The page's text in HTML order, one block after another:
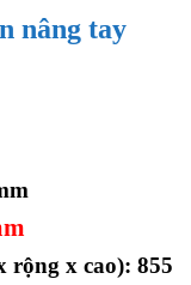
nâng tay
rộng x cao): 855